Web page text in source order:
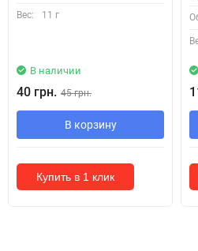
Вес: 11 г
В наличии
40 грн. 45 грн.
В корзину
Купить в 1 клик